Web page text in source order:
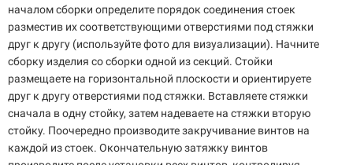
началом сборки определите порядок соединения стоек
разместив их соответствующими отверстиями под стяжки
друг к другу (используйте фото для визуализации). Начните
сборку изделия со сборки одной из секций. Стойки
размещаете на горизонтальной плоскости и ориентируете
друг к другу отверстиями под стяжки. Вставляете стяжки
сначала в одну стойку, затем надеваете на стяжки вторую
стойку. Поочередно производите закручивание винтов на
каждой из стоек. Окончательную затяжку винтов